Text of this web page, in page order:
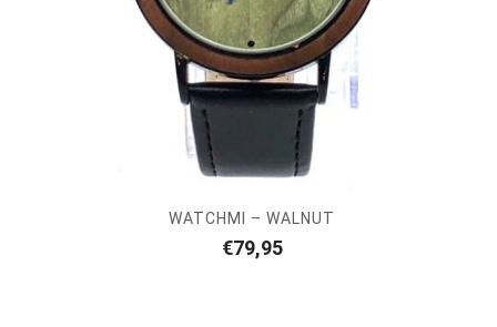
WATCHMI – WALNUT
€79,95